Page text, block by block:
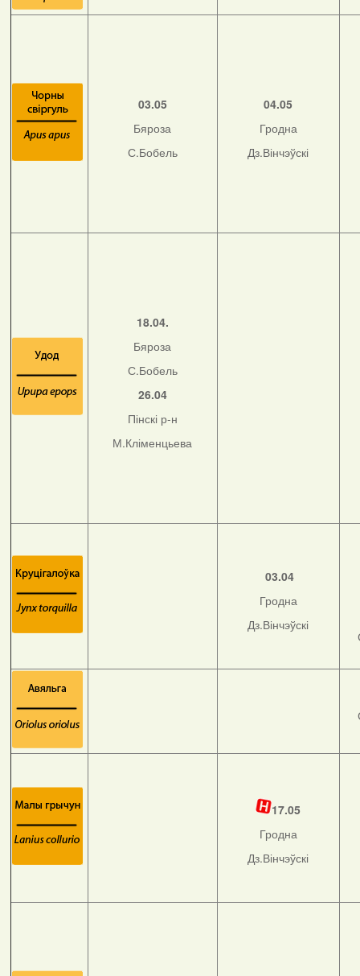
03.05
Бяроза
С.Бобель
04.05
Гродна
Дз.Вінчэўскі
18.04.
Бяроза
С.Бобель
26.04
Пінскі р-н
М.Кліменцьева
03.04
Гродна
Дз.Вінчэўскі
17.05
Гродна
Дз.Вінчэўскі